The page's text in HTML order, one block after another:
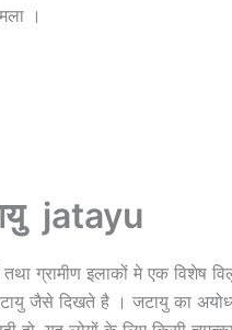
।
jatayu
ग्रामीण इलाकों मे एक विशेष
जैसे दिखते है । जटायु का